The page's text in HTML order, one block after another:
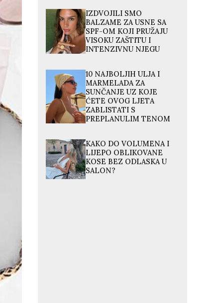
IZDVOJILI SMO
BALZAME ZA USNE SA
SPF-OM KOJI PRUŽAJU
VISOKU ZAŠTITU I
INTENZIVNU NJEGU
10 NAJBOLJIH ULJA I
MARMELADA ZA
SUNČANJE UZ KOJE
ĆETE OVOG LJETA
ZABLISTATI S
PREPLANULIM TENOM
KAKO DO VOLUMENA I
LIJEPO OBLIKOVANE
KOSE BEZ ODLASKA U
SALON?